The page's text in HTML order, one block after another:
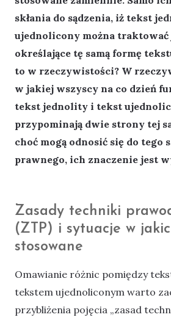
skłania do sądzenia, iż tekst
ujednolicony można
określające tę samą formę
to w rzeczywistości? W
w jakiej wszyscy na co dzień
tekst jednolity i tekst
przypominają dwie strony tej
choć mogą odnosić się do tego
prawnego, ich znaczenie jest
Zasady techniki
(ZTP) i sytuacje w
stosowane
Omawianie różnic pomiędzy
tekstem ujednoliconym warto
przybliżenia pojęcia „zasad